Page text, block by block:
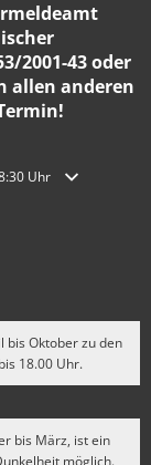
43 oder
auszublenden
Uhr
bis Oktober zu den
18.00 Uhr.
bis März, ist ein
möglich.